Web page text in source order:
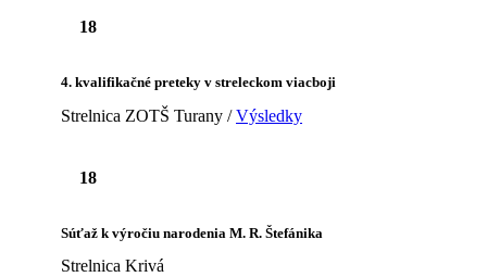
18
4. kvalifikačné preteky v streleckom viacboji
Strelnica ZOTŠ Turany /Výsledky
18
Súťaž k výročiu narodenia M. R. Štefánika
Strelnica Krivá